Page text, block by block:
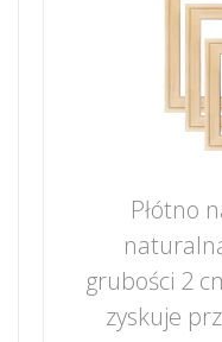
Płótno
grubości 2
zyskuje